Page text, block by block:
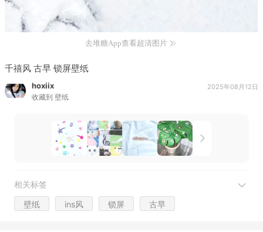
去堆糖App查看超清图片
千禧风 古早 锁屏壁纸
hoxiix
收藏到 壁纸
2025年08月12日
相关标签
壁纸 ins风 锁屏 古早